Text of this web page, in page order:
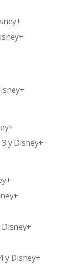
3 y Disney+
Disney+
y Disney+